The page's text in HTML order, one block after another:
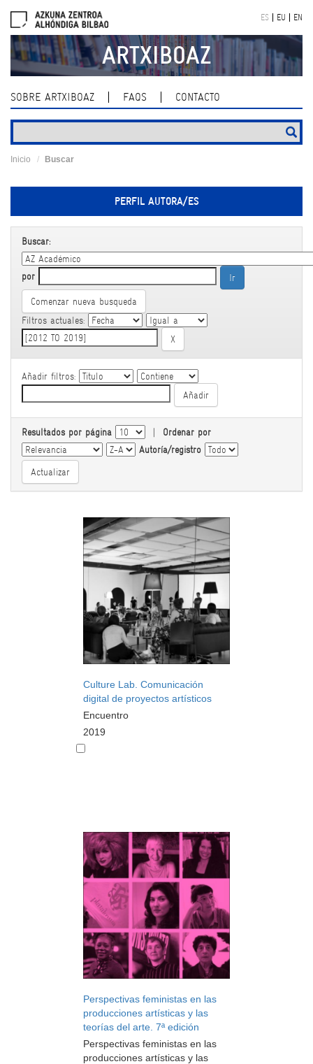
navigation
ES EU EN
ARTXIBOAZ
SOBRE ARTXIBOAZ FAQS CONTACTO
Inicio Buscar
PERFIL AUTORA/ES
Buscar:
por
Comenzar nueva busqueda
Filtros actuales:
Añadir filtros:
Resultados por página | Ordenar por
Autoría/registro
Culture Lab. Comunicación
digital de proyectos artísticos
Encuentro
2019
Perspectivas feministas en las
producciones artísticas y las
teorías del arte. 7ª edición
Perspectivas feministas en las
producciones artísticas y las